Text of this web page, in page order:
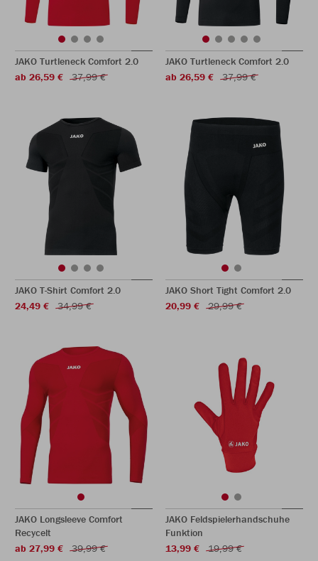
JAKO Turtleneck Comfort 2.0
ab 26,59 €
37,99 €
JAKO Turtleneck Comfort 2.0
ab 26,59 €
37,99 €
JAKO T-Shirt Comfort 2.0
24,49 €
34,99 €
JAKO Short Tight Comfort 2.0
20,99 €
29,99 €
JAKO Longsleeve Comfort
Recycelt
ab 27,99 €
39,99 €
JAKO Feldspielerhandschuhe
Funktion
13,99 €
19,99 €